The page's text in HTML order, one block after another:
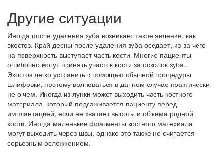
Другие ситуации
Иногда после удаления зуба возникает такое явление, как
экостоз. Край десны после удаления зуба оседает, из-за чего
на поверхность выступает часть кости. Многие пациенты
ошибочно могут принять участок кости за осколок зуба.
Экостоз легко устранить с помощью обычной процедуры
шлифовки, поэтому волноваться в данном случае практически
не о чем. Иногда из лунки может выходить часть костного
материала, который подсаживается пациенту перед
имплантацией, если не хватает высоты и объема родной
кости. Иногда маленькие фрагменты костного материала
могут выходить через швы, однако это также не считается
серьезным осложнением.